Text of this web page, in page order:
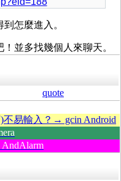
到怎麼進入。
並多找幾個人來聊天。
quote
不易輸入？→ gcin Android